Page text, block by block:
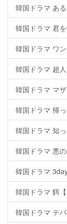
韓国ドラマ あ
韓国ドラマ 君
韓国ドラマ ワ
韓国ドラマ 超
韓国ドラマ マ
韓国ドラマ 帰
韓国ドラマ 知
韓国ドラマ 悪
韓国ドラマ
韓国ドラマ 餌【
韓国ドラマ テ